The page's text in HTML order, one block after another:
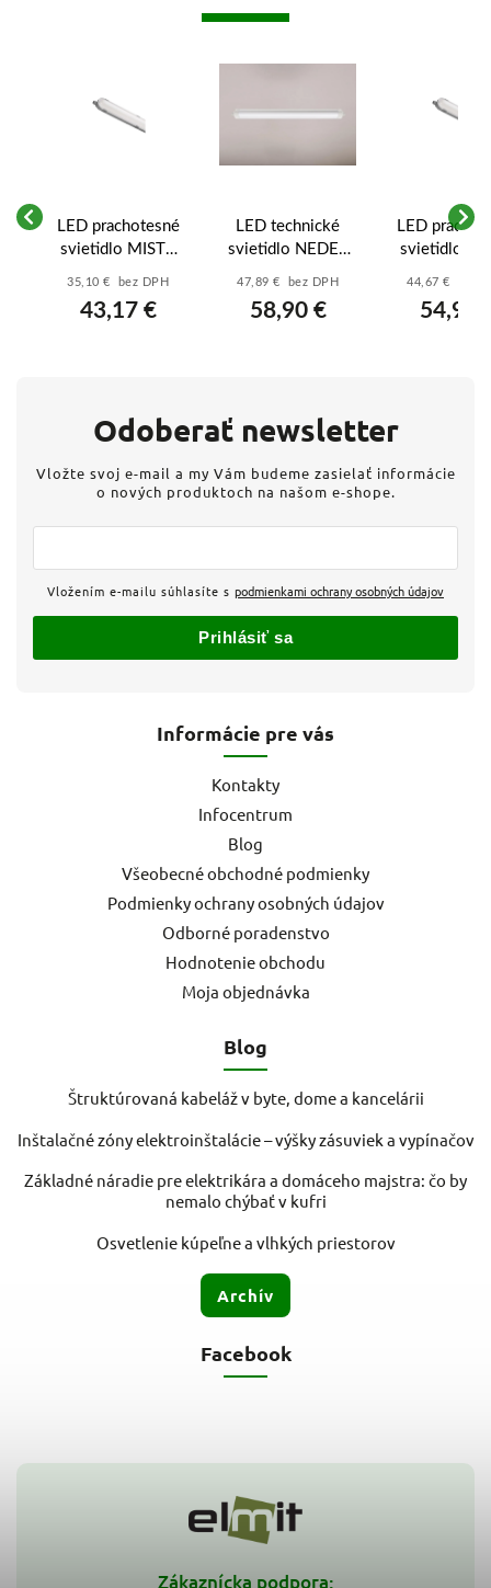
LED prachotesné
svietidlo MISTY
35W NW IP66 -
35,10 € bez DPH
43,17 €
LED technické
svietidlo NEDES
40 W, 120 cm,
nadpájateľné -
47,89 € bez DPH
58,90 €
LED
svietidlo
44,67 € bez
54,95
Zákaznícka podpora:
Informácie pre vás
Kontakty
Infocentrum
Blog
Všeobecné obchodné podmienky
Podmienky ochrany osobných údajov
Odborné poradenstvo
Hodnotenie obchodu
Moja objednávka
Blog
Štruktúrovaná kabeláž v byte, dome a kancelárii
Inštalačné zóny elektroinštalácie – výšky zásuviek a vypínačov
Základné náradie pre elektrikára a domáceho majstra: čo by
nemalo chýbať v kufri
Osvetlenie kúpeľne a vlhkých priestorov
Archív
Odoberať newsletter
Vložte svoj e-mail a my Vám budeme zasielať informácie
o nových produktoch na našom e-shope.
Vložením e-mailu súhlasíte s podmienkami ochrany osobných údajov
Prihlásiť sa
Facebook